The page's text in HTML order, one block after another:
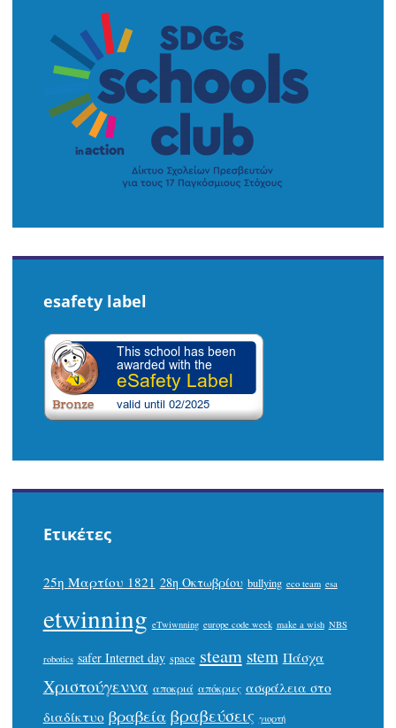
esafety label
Ετικέτες
25η Μαρτίου 1821 28η Οκτωβρίου bullying eco team esa
etwinning eTwiwnning europe code week make a wish NBS
robotics safer Internet day space steam stem Πάσχα
Χριστούγεννα αποκριά απόκριες ασφάλεια στο
διαδίκτυο βραβεία βραβεύσεις γιορτή